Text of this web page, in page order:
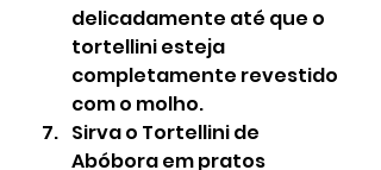
delicadamente até que o
tortellini esteja
completamente revestido
com o molho.
Sirva o Tortellini de
Abóbora em pratos